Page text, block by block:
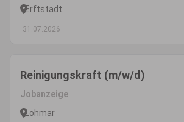
Erftstadt
31.07.2026
Reinigungskraft (m/w/d)
Jobanzeige
Lohmar